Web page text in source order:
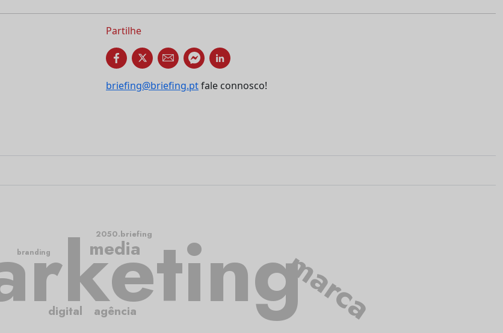
Partilhe
briefing@briefing.ptfale connosco!
marca
media
agência
digital
2050.briefing
branding